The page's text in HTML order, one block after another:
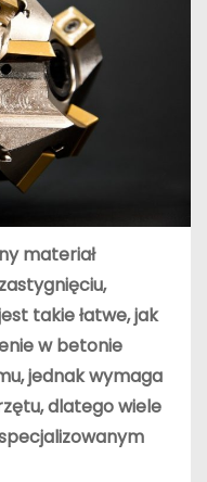
materiał
takie łatwe, jak
w betonie
jednak wymaga
dlatego wiele